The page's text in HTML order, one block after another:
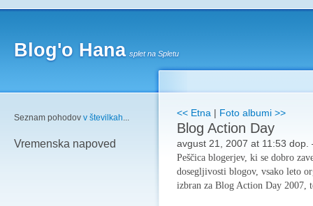
Blog'o Hana splet na Spletu
Seznam pohodov v številkah...
Vremenska napoved
<< Etna | Foto albumi >>
Blog Action Day
avgust 21, 2007 at 11:53 dop.
Peščica blogerjev, ki se dobro
dosegljivosti blogov, vsako leto
izbran za Blog Action Day 2007,